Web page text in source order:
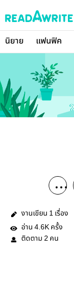
นิยาย แฟนฟิค
งานเขียน 1 เรื่อง
อ่าน 4.6K ครั้ง
ติดตาม 2 คน